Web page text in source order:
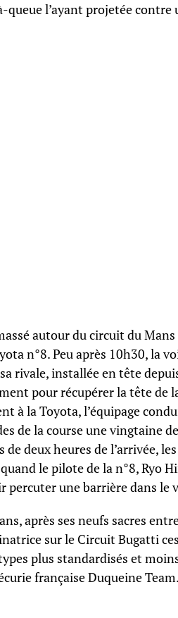
l’ayant projetée contre
autour du circuit du Mans
n°8. Peu après 10h30, la
rivale, installée en tête
pour récupérer la tête de
à la Toyota, l’équipage
de la course une vingtaine
deux heures de l’arrivée,
le pilote de la n°8, Ryo
une barrière dans le
après ses neufs sacres
sur le Circuit Bugatti
plus standardisés et
française Duqueine Team.